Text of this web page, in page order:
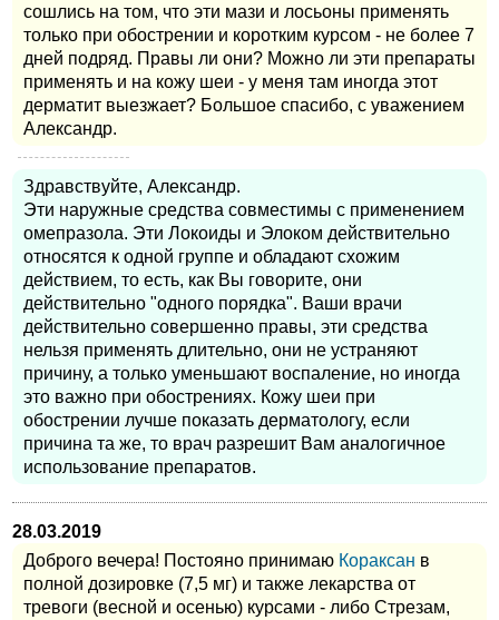
сошлись на том, что эти мази и лосьоны применять
только при обострении и коротким курсом - не более 7
дней подряд. Правы ли они? Можно ли эти препараты
применять и на кожу шеи - у меня там иногда этот
дерматит выезжает? Большое спасибо, с уважением
Александр.
Здравствуйте, Александр.
Эти наружные средства совместимы с применением
омепразола. Эти Локоиды и Элоком действительно
относятся к одной группе и обладают схожим
действием, то есть, как Вы говорите, они
действительно "одного порядка". Ваши врачи
действительно совершенно правы, эти средства
нельзя применять длительно, они не устраняют
причину, а только уменьшают воспаление, но иногда
это важно при обострениях. Кожу шеи при
обострении лучше показать дерматологу, если
причина та же, то врач разрешит Вам аналогичное
использование препаратов.
28.03.2019
Доброго вечера! Постояно принимаю Кораксан в
полной дозировке (7,5 мг) и также лекарства от
тревоги (весной и осенью) курсами - либо Стрезам,